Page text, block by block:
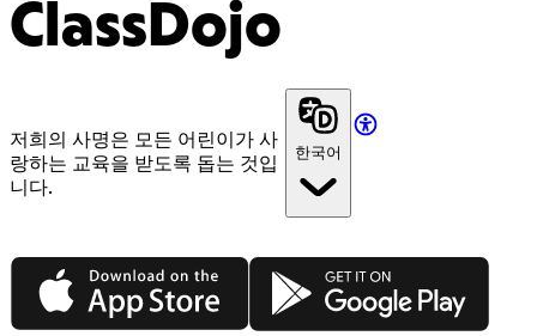
ClassDojo
저희의 사명은 모든 어린이가 사
랑하는 교육을 받도록 돕는 것입
니다.
한국어
App Store Google Play